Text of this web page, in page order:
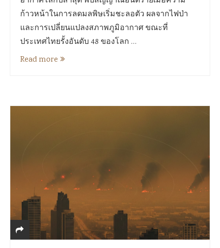
ก้าวหน้าในการลดมลพิษเริ่มชะลอตัว ผลจากไฟป่า
และการเปลี่ยนแปลงสภาพภูมิอากาศ ขณะที่
ประเทศไทยรั้งอันดับ 48 ของโลก …
Read more